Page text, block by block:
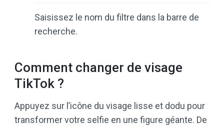
Saisissez le nom du filtre dans la barre de
recherche.
Comment changer de visage
TikTok ?
Appuyez sur l’icône du visage lisse et dodu pour
transformer votre selfie en une figure géante. De